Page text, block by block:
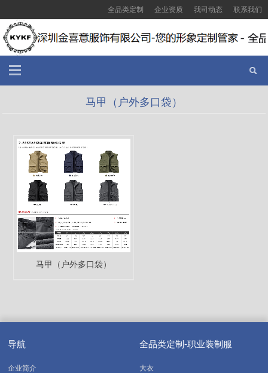
全品类定制 企业资质 我司动态 联系我们
马甲（户外多口袋）
马甲（户外多口袋）
导航
企业简介
全品类定制-职业装制服
大衣